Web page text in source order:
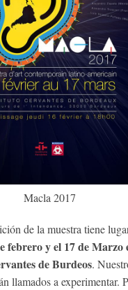
Macla 2017
de la muestra tiene
febrero y el 17 de Marzo
de Burdeos.
llamados a experimentar.